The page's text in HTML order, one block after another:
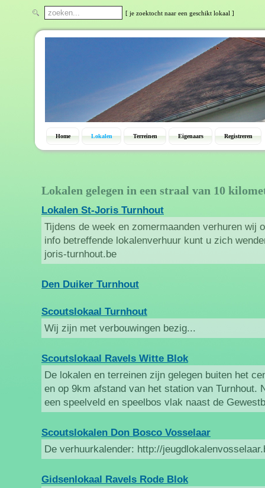
[ je zoektocht naar een geschikt lokaal ]
Home Lokalen Terreinen Eigenaars Registreren
Lokalen gelegen in een straal van 10
Lokalen St-Joris Turnhout
Tijdens de week en zomermaanden verhuren wij
info betreffende lokalenverhuur kunt u zich
joris-turnhout.be
Den Duiker Turnhout
Scoutslokaal Turnhout
Wij zijn met verbouwingen bezig...
Scoutslokaal Ravels Witte Blok
De lokalen en terreinen zijn gelegen buiten het
en op 9km afstand van het station van Turnhout.
een speelveld en speelbos vlak naast de
Scoutslokalen Don Bosco Vosselaar
De verhuurkalender: http://
Gidsenlokaal Ravels Rode Blok